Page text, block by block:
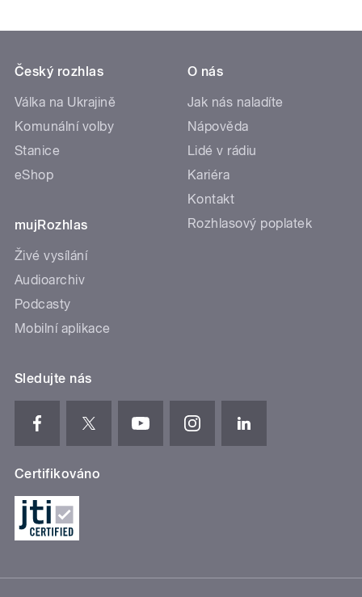
Český rozhlas
Válka na Ukrajině
Komunální volby
Stanice
eShop
mujRozhlas
Živé vysílání
Audioarchiv
Podcasty
Mobilní aplikace
O nás
Jak nás naladíte
Nápověda
Lidé v rádiu
Kariéra
Kontakt
Rozhlasový poplatek
Sledujte nás
Certifikováno